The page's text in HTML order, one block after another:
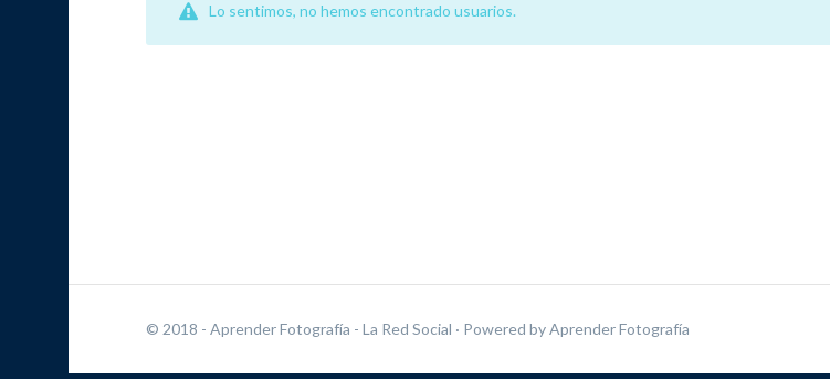
Lo sentimos, no hemos encontrado usuarios.
© 2018 - Aprender Fotografía - La Red Social · Powered byAprender Fotografía